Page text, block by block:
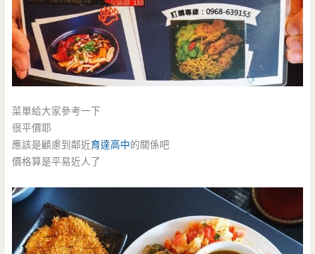
菜單給大家參考一下
很平價耶
應該是顧慮到鄰近育達高中的關係吧
價格算是平易近人了